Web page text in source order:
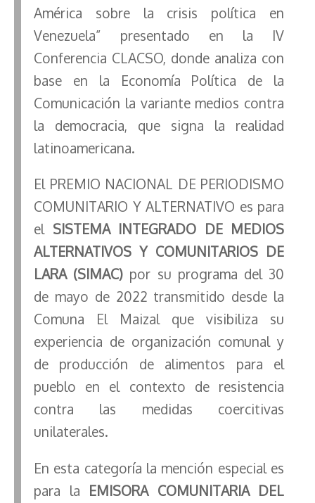
América sobre la crisis política en
Venezuela” presentado en la IV
Conferencia CLACSO, donde analiza con
base en la Economía Política de la
Comunicación la variante medios contra
la democracia, que signa la realidad
latinoamericana.
El PREMIO NACIONAL DE PERIODISMO
COMUNITARIO Y ALTERNATIVO es para
el SISTEMA INTEGRADO DE MEDIOS
ALTERNATIVOS Y COMUNITARIOS DE
LARA (SIMAC) por su programa del 30
de mayo de 2022 transmitido desde la
Comuna El Maizal que visibiliza su
experiencia de organización comunal y
de producción de alimentos para el
pueblo en el contexto de resistencia
contra las medidas coercitivas
unilaterales.
En esta categoría la mención especial es
para la EMISORA COMUNITARIA DEL